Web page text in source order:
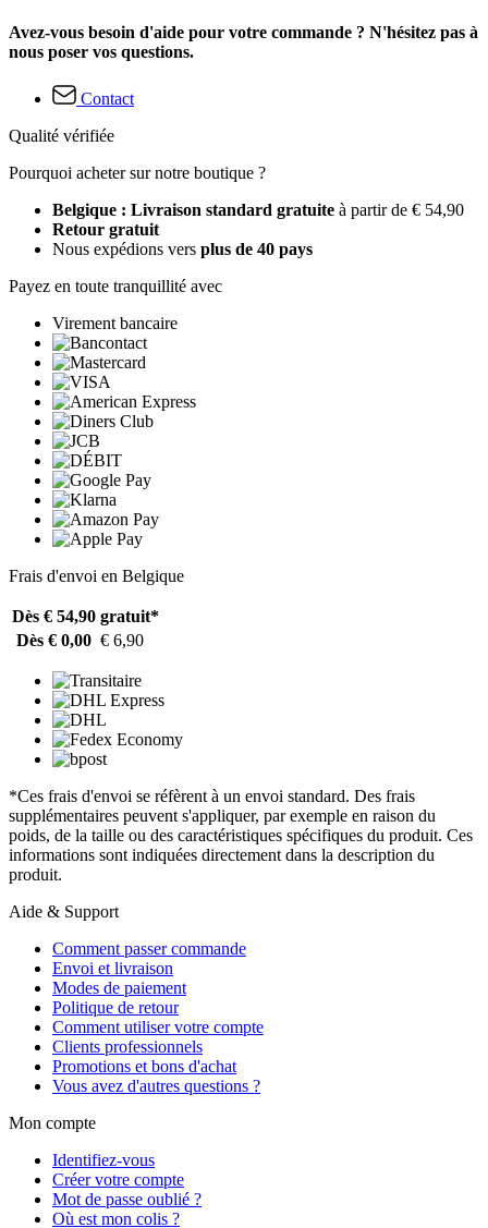
Avez-vous besoin d'aide pour votre commande ? N'hésitez pas à
nous poser vos questions.
Contact
Qualité vérifiée
Pourquoi acheter sur notre boutique ?
Belgique : Livraison standard gratuite à partir de € 54,90
Retour gratuit
Nous expédions vers plus de 40 pays
Payez en toute tranquillité avec
Virement bancaire
Frais d'envoi en Belgique
Dès € 54,90 gratuit*
Dès € 0,00 € 6,90
*Ces frais d'envoi se réfèrent à un envoi standard. Des frais
supplémentaires peuvent s'appliquer, par exemple en raison du
poids, de la taille ou des caractéristiques spécifiques du produit. Ces
informations sont indiquées directement dans la description du
produit.
Aide & Support
Comment passer commande
Envoi et livraison
Modes de paiement
Politique de retour
Comment utiliser votre compte
Clients professionnels
Promotions et bons d'achat
Vous avez d'autres questions ?
Mon compte
Identifiez-vous
Créer votre compte
Mot de passe oublié ?
Où est mon colis ?